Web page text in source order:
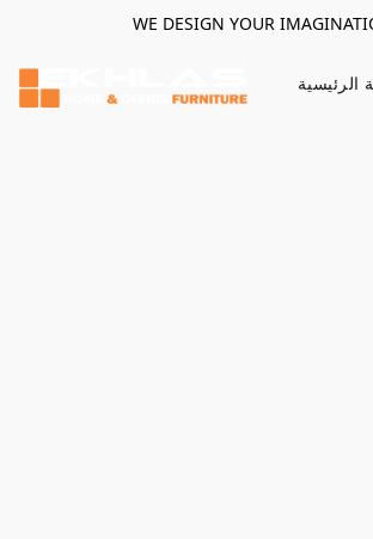
WE DESIGN YOUR
الرئيسية